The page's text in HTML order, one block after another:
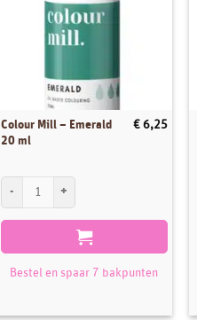
Colour Mill – Emerald
20 ml
€6,25
Bestel en spaar 7 bakpunten